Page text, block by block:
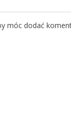
móc dodać